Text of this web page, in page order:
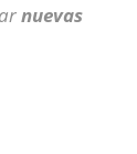
nuevas